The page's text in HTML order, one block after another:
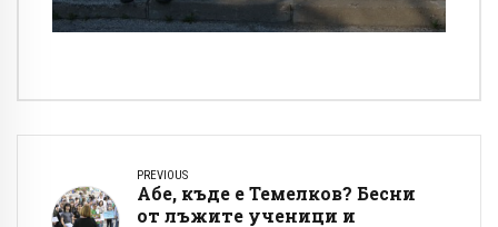
PREVIOUS
Абе, къде е Темелков? Бесни
от лъжите ученици и